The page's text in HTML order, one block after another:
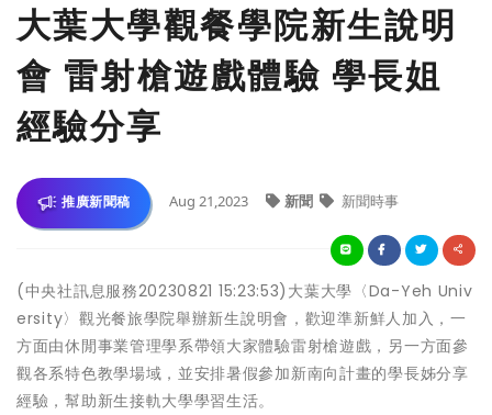
大葉大學觀餐學院新生說明
會 雷射槍遊戲體驗 學長姐
經驗分享
推廣新聞稿 Aug 21,2023 新聞 新聞時事
(中央社訊息服務20230821 15:23:53)大葉大學〈Da-Yeh Univ
ersity〉觀光餐旅學院舉辦新生說明會，歡迎準新鮮人加入，一
方面由休閒事業管理學系帶領大家體驗雷射槍遊戲，另一方面參
觀各系特色教學場域，並安排暑假參加新南向計畫的學長姊分享
經驗，幫助新生接軌大學學習生活。